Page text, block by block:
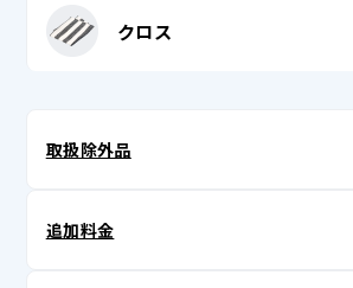
単衣
着物帯
シーツ
布団カバー
クロス
テーブルマット・ランチョンマット
取扱除外品
追加料金